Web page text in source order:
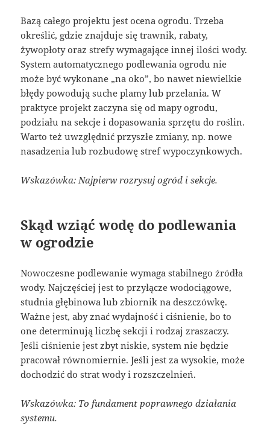
Bazą całego projektu jest ocena ogrodu. Trzeba
określić, gdzie znajduje się trawnik, rabaty,
żywopłoty oraz strefy wymagające innej ilości wody.
System automatycznego podlewania ogrodu nie
może być wykonane „na oko”, bo nawet niewielkie
błędy powodują suche plamy lub przelania. W
praktyce projekt zaczyna się od mapy ogrodu,
podziału na sekcje i dopasowania sprzętu do roślin.
Warto też uwzględnić przyszłe zmiany, np. nowe
nasadzenia lub rozbudowę stref wypoczynkowych.
Wskazówka: Najpierw rozrysuj ogród i sekcje.
Skąd wziąć wodę do podlewania
w ogrodzie
Nowoczesne podlewanie wymaga stabilnego źródła
wody. Najczęściej jest to przyłącze wodociągowe,
studnia głębinowa lub zbiornik na deszczówkę.
Ważne jest, aby znać wydajność i ciśnienie, bo to
one determinują liczbę sekcji i rodzaj zraszaczy.
Jeśli ciśnienie jest zbyt niskie, system nie będzie
pracował równomiernie. Jeśli jest za wysokie, może
dochodzić do strat wody i rozszczelnień.
Wskazówka: To fundament poprawnego działania
systemu.